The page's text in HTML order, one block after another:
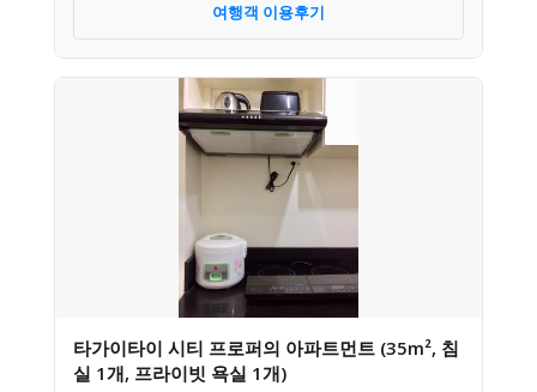
여행객 이용후기
타가이타이 시티 프로퍼의 아파트먼트 (35m², 침
실 1개, 프라이빗 욕실 1개)